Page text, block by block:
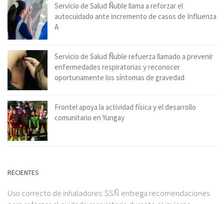
Servicio de Salud Ñuble llama a reforzar el
autocuidado ante incremento de casos de Influenza
A
Servicio de Salud Ñuble refuerza llamado a prevenir
enfermedades respiratorias y reconocer
oportunamente los síntomas de gravedad
Frontel apoya la actividad física y el desarrollo
comunitario en Yungay
RECIENTES
Uso correcto de inhaladores: SSÑ entrega recomendaciones